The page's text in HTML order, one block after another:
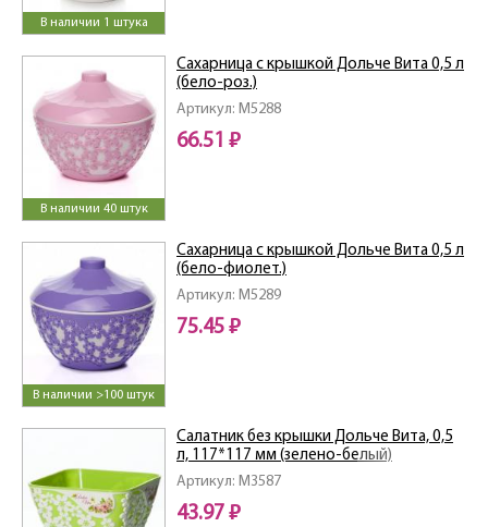
В наличии 1 штука
В наличии 40 штук
Артикул: M5288
Сахарница с крышкой Дольче Вита 0,5 л
(бело-роз.)
66.51 ₽
В наличии >100 штук
Артикул: M5289
Сахарница с крышкой Дольче Вита 0,5 л
(бело-фиолет.)
75.45 ₽
Артикул: M3587
Салатник без крышки Дольче Вита, 0,5
л, 117*117 мм (зелено-белый)
43.97 ₽